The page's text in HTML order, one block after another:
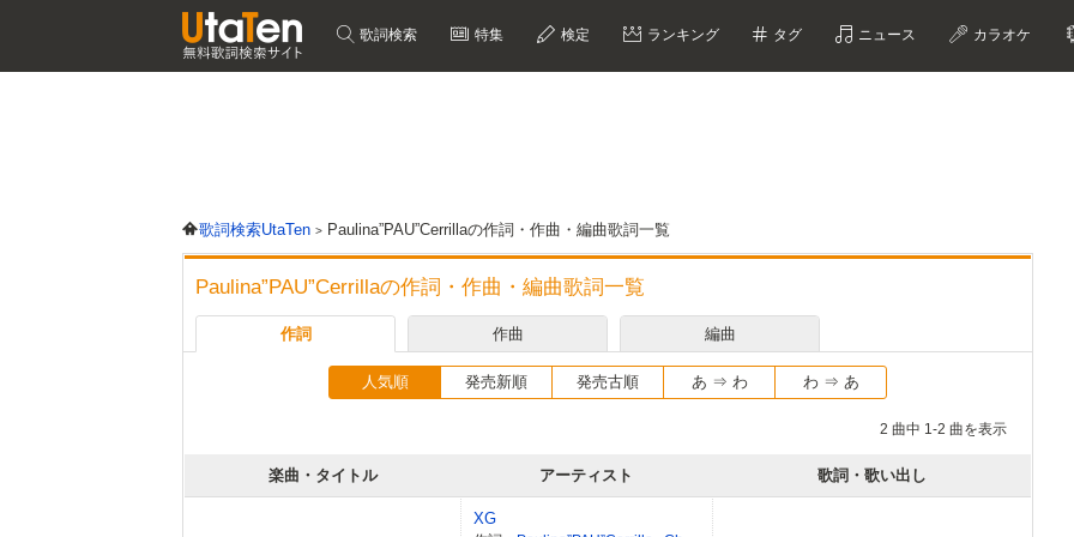
歌詞検索 特集 検定 ランキング タグ ニュース カラオケ
歌詞検索UtaTen Paulina”PAU”Cerrillaの作詞・作曲・編曲歌詞一覧
Paulina”PAU”Cerrillaの作詞・作曲・編曲歌詞一覧
作詞 作曲 編曲
人気順 発売新順 発売古順 あ ⇒ わ わ ⇒ あ
2 曲中 1-2 曲を表示
楽曲・タイトル アーティスト 歌詞・歌い出し
XG